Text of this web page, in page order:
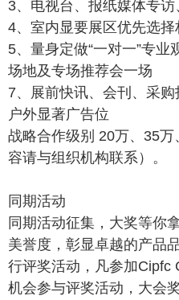
3、电视台、报纸媒体专
4、室内显要展区优先选择
5、量身定做“一对一”专
场地及专场推荐会一场
7、展前快讯、会刊、采
户外显著广告位
战略合作级别 20万、35
容请与组织机构联系）。
同期活动
同期活动征集，大奖等你
美誉度，彰显卓越的产品
行评奖活动，凡参加Cipfc
机会参与评奖活动，大会